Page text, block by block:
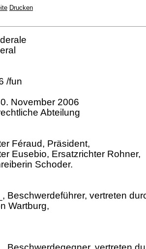
Drucken
/fun
November 2006
Abteilung
Féraud, Präsident,
Eusebio, Ersatzrichter Rohner,
Schoder.
Beschwerdeführer, vertreten
Wartburg,